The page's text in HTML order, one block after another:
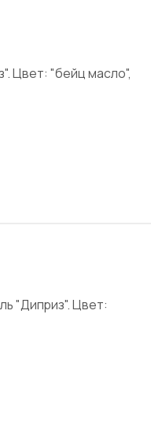
Цвет: "бейц масло",
"Диприз". Цвет: